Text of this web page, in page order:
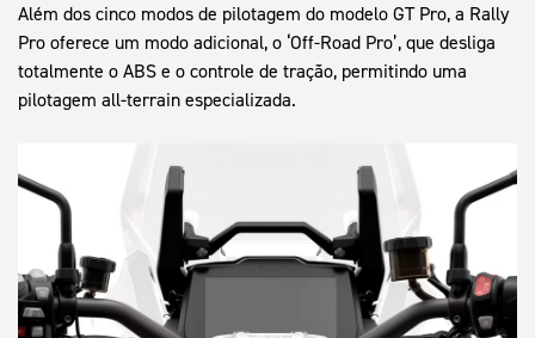
Além dos cinco modos de pilotagem do modelo GT Pro, a Rally
Pro oferece um modo adicional, o ‘Off-Road Pro’, que desliga
totalmente o ABS e o controle de tração, permitindo uma
pilotagem all-terrain especializada.